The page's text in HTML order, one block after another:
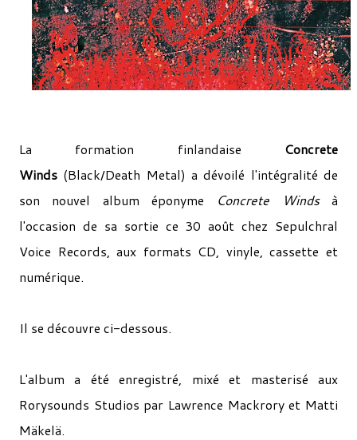
La formation finlandaise Concrete
Winds (Black/Death Metal) a dévoilé l'intégralité de
son nouvel album éponyme
Concrete Windsà
l'occasion de sa sortie ce 30 août chez Sepulchral
Voice Records, aux formats CD, vinyle, cassette et
numérique.
Il se découvre ci-dessous.
L'album a été enregistré, mixé et masterisé aux
Rorysounds Studios par Lawrence Mackrory et Matti
Mäkelä.